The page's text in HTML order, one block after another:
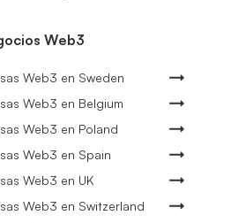
Web3
Web3 en Sweden
Web3 en Belgium
Web3 en Poland
Web3 en Spain
Web3 en UK
Web3 en Switzerland